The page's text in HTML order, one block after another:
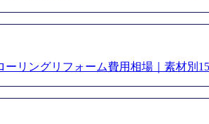
ーリングリフォーム費用相場｜素材別